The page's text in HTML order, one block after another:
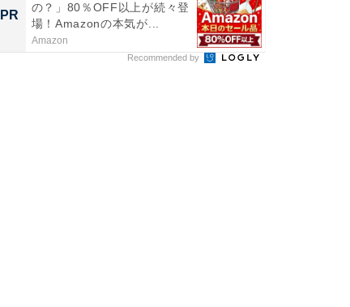
PR
の？」80％OFF以上が続々登
場！Amazonの本気が...
Amazon
Recommended by